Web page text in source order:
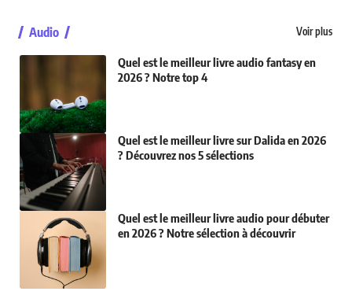
Audio Voir plus
Quel est le meilleur livre audio fantasy en
2026 ? Notre top 4
Quel est le meilleur livre sur Dalida en 2026
? Découvrez nos 5 sélections
Quel est le meilleur livre audio pour débuter
en 2026 ? Notre sélection à découvrir